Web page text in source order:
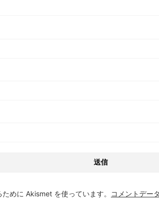
めに Akismet を使っています。
コメントデー